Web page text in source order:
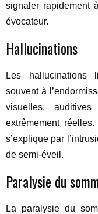
signaler rapidement
évocateur.
Hallucinations
Les hallucinations
souvent à
visuelles,
extrêmement
s’explique par
de semi-éveil.
Paralysie du
La paralysie du